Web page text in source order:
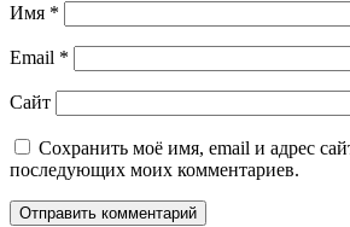
Имя *
Email *
Сайт
Сохранить моё имя, email и адрес
последующих моих комментариев.